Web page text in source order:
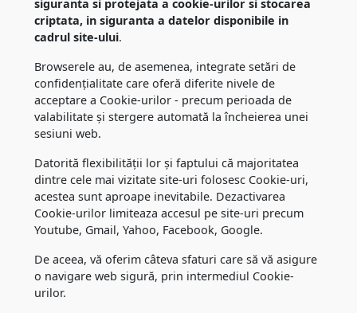
siguranta si protejata a cookie-urilor si stocarea
criptata, in siguranta a datelor disponibile in
cadrul site-ului.
Browserele au, de asemenea, integrate setări de
confidențialitate care oferă diferite nivele de
acceptare a Cookie-urilor - precum perioada de
valabilitate și stergere automată la încheierea unei
sesiuni web.
Datorită flexibilității lor și faptului că majoritatea
dintre cele mai vizitate site-uri folosesc Cookie-uri,
acestea sunt aproape inevitabile. Dezactivarea
Cookie-urilor limiteaza accesul pe site-uri precum
Youtube, Gmail, Yahoo, Facebook, Google.
De aceea, vă oferim câteva sfaturi care să vă asigure
o navigare web sigură, prin intermediul Cookie-
urilor.